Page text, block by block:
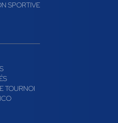
SPORTIVE
TOURNOI